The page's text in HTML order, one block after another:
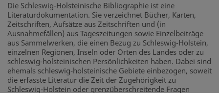
Die Schleswig-Holsteinische Bibliographie ist eine
Literaturdokumentation. Sie verzeichnet Bücher, Karten,
Zeitschriften, Aufsätze aus Zeitschriften und (in
Ausnahmefällen) aus Tageszeitungen sowie Einzelbeiträge
aus Sammelwerken, die einen Bezug zu Schleswig-Holstein,
einzelnen Regionen, Inseln oder Orten des Landes oder zu
schleswig-holsteinischen Persönlichkeiten haben. Dabei sind
ehemals schleswig-holsteinische Gebiete einbezogen, soweit
die erfasste Literatur die Zeit der Zugehörigkeit zu
Schleswig-Holstein oder grenzüberschreitende Fragen